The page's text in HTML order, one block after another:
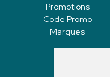
Promotions
Code Promo
Marques